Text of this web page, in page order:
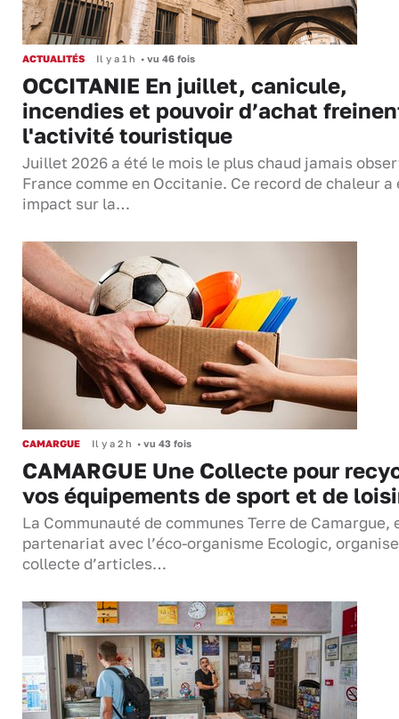
ACTUALITÉS Il y a 1 h • vu 46 fois
OCCITANIE En juillet, canicule,
incendies et pouvoir d’achat
l'activité touristique
Juillet 2026 a été le mois le plus chaud jamais
France comme en Occitanie. Ce record de chaleur a
impact sur la…
CAMARGUE Il y a 2 h • vu 43 fois
CAMARGUE Une Collecte pour
vos équipements de sport et de
La Communauté de communes Terre de Camargue,
partenariat avec l’éco-organisme Ecologic,
collecte d’articles…